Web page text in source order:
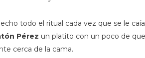
todo el ritual cada vez que se le
Pérez un platito con un poco de
cerca de la cama.